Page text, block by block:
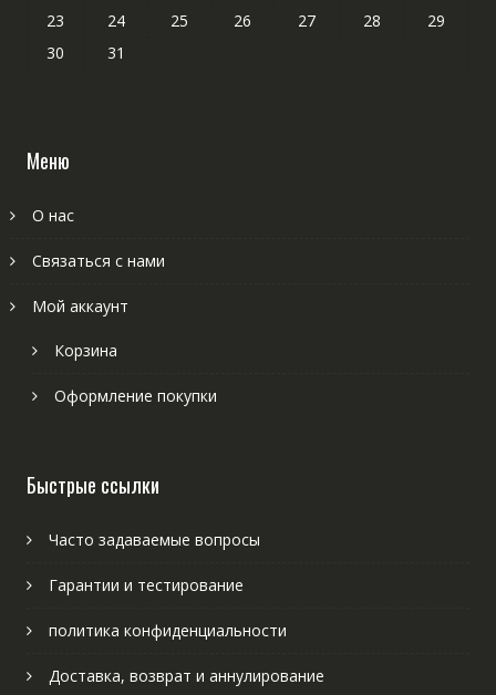
23
24 25 26 27 28
29
30
31
Меню
О нас
Связаться с нами
Мой аккаунт
Корзина
Оформление покупки
Быстрые ссылки
Часто задаваемые вопросы
Гарантии и тестирование
политика конфиденциальности
Доставка, возврат и аннулирование